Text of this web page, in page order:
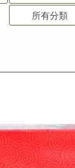
所有分類